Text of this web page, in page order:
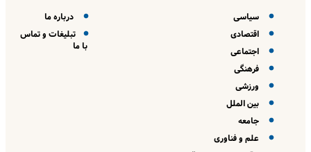
سیاسی
اقتصادی
اجتماعی
فرهنگی
ورزشی
بین الملل
جامعه
علم و فناوری
درباره ما
تبلیغات و تماس
با ما